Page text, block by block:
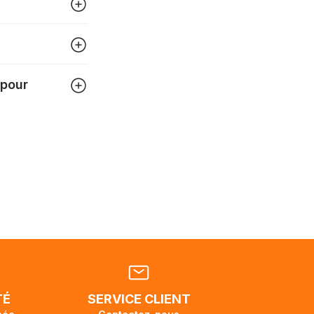
la
SERVICE CLIENT